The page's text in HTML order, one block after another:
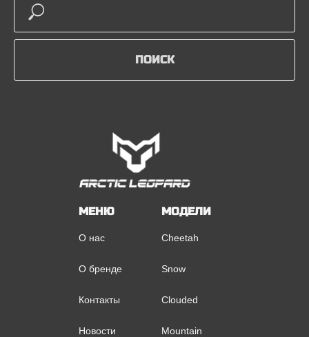
ПОИСК
Mountain
Clouded
Snow
Cheetah
МОДЕЛИ
Новости
Контакты
О бренде
О нас
МЕНЮ